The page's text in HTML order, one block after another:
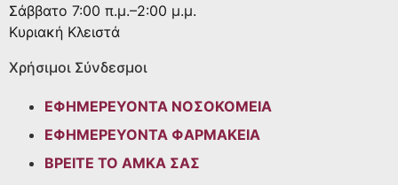
Σάββατο 7:00 π.μ.–2:00 μ.μ.
Κυριακή Κλειστά
Χρήσιμοι Σύνδεσμοι
ΕΦΗΜΕΡΕΥΟΝΤΑ ΝΟΣΟΚΟΜΕΙΑ
ΕΦΗΜΕΡΕΥΟΝΤΑ ΦΑΡΜΑΚΕΙΑ
ΒΡΕΙΤΕ ΤΟ ΑΜΚΑ ΣΑΣ